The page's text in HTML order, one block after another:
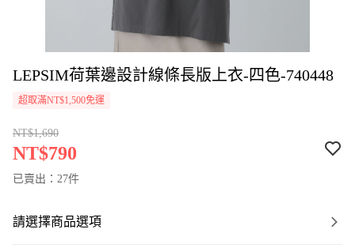
LEPSIM荷葉邊設計線條長版上衣-四色-740448
超取滿NT$1,500免運
NT$1,690
NT$790
已賣出：27件
請選擇商品選項